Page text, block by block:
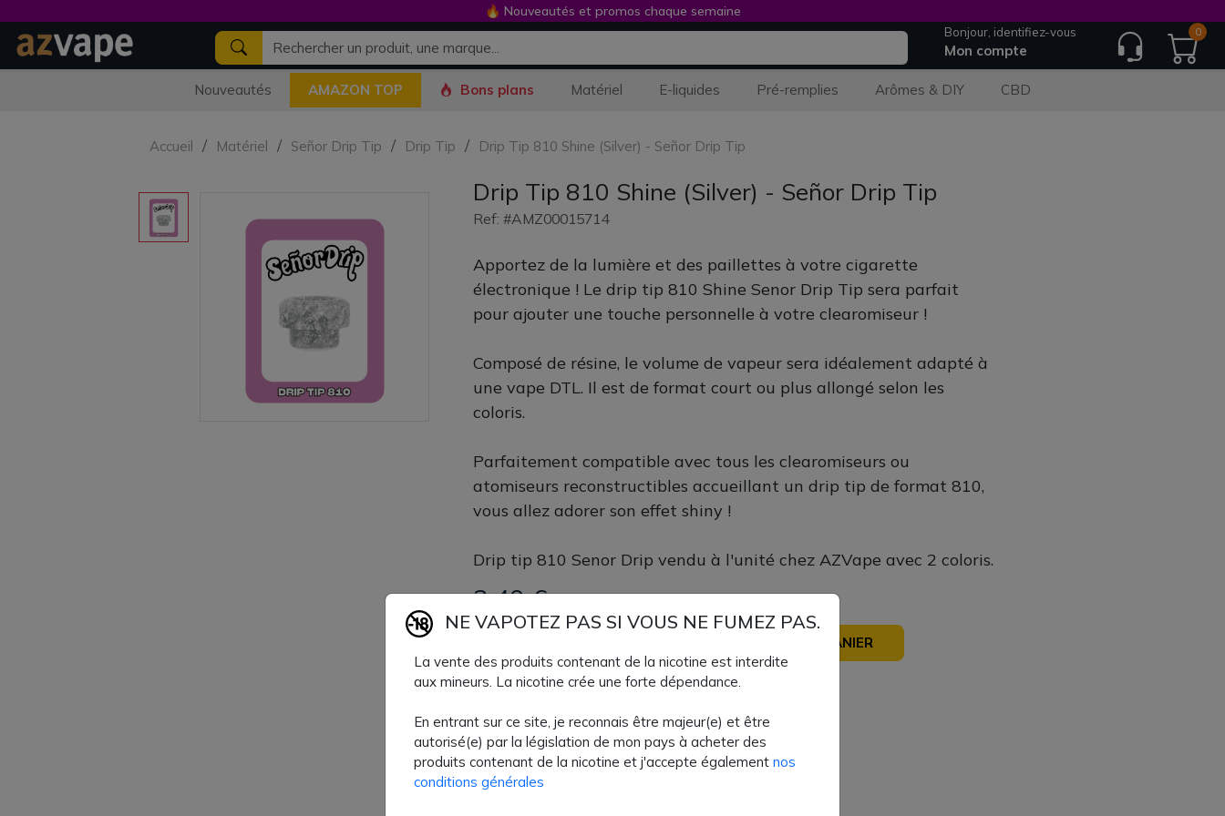
Bonjour, identifiez-vous
Mon compte
0
Nouveautés AMAZON TOP Bons plans Matériel E-liquides Pré-remplies Arômes & DIY CBD
Accueil Matériel Señor Drip Tip Drip Tip Drip Tip 810 Shine (Silver) - Señor Drip Tip
Drip Tip 810 Shine (Silver) - Señor Drip Tip
Ref: #AMZ00015714
Apportez de la lumière et des paillettes à votre cigarette
électronique ! Le drip tip 810 Shine Senor Drip Tip sera parfait
pour ajouter une touche personnelle à votre clearomiseur !
Composé de résine, le volume de vapeur sera idéalement adapté à
une vape DTL. Il est de format court ou plus allongé selon les
coloris.
Parfaitement compatible avec tous les clearomiseurs ou
atomiseurs reconstructibles accueillant un drip tip de format 810,
vous allez adorer son effet shiny !
Drip tip 810 Senor Drip vendu à l'unité chez AZVape avec 2 coloris.
2,40 €
AJOUTER À MON PANIER
Paiement 100% sécurisé
Livraison rapide
🔥 Nouveautés et promos chaque semaine
NE VAPOTEZ PAS SI VOUS NE FUMEZ PAS.
La vente des produits contenant de la nicotine est interdite
aux mineurs. La nicotine crée une forte dépendance.
En entrant sur ce site, je reconnais être majeur(e) et être
autorisé(e) par la législation de mon pays à acheter des
produits contenant de la nicotine et j'accepte également nos
conditions générales